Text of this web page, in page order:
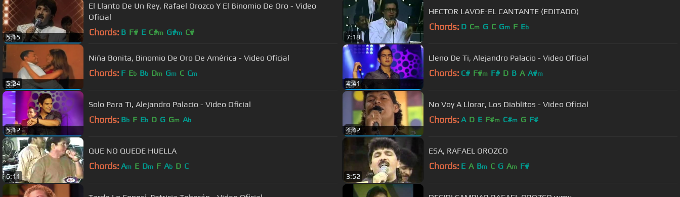
5:15
El Llanto De Un Rey, Rafael Orozco Y El Binomio De Oro - Video
Oficial
Chords: B F# E C#m G#m C#
7:18
HECTOR LAVOE-EL CANTANTE (EDITADO)
Chords: D Cm G C Gm F Eb
5:24
Niña Bonita, Binomio De Oro De América - Video Oficial
Chords: F Eb Bb Dm Gm C Cm
4:41
Lleno De Ti, Alejandro Palacio - Video Oficial
Chords: C# F#m F# D B A A#m
5:12
Solo Para Ti, Alejandro Palacio - Video Oficial
Chords: Bb F Eb D G Gm Ab
4:42
No Voy A Llorar, Los Diablitos - Video Oficial
Chords: A D E F#m C#m G F#
6:11
QUE NO QUEDE HUELLA
Chords: Am E Dm F Ab D C
3:52
ESA, RAFAEL OROZCO
Chords: E A Bm C G Am F#